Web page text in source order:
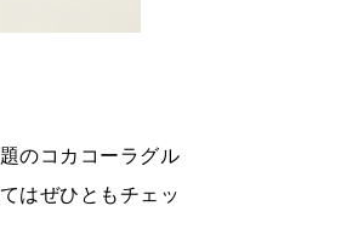
のコカコーラグル
はぜひともチェッ